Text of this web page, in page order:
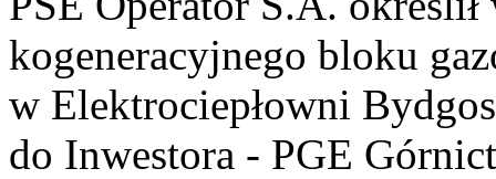
kogeneracyjnego bloku
w Elektrociepłowni
do Inwestora - PGE